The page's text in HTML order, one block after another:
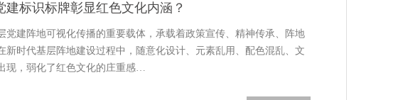
建标识标牌彰显红色文化内涵？
党建阵地可视化传播的重要载体，承载着政策宣传、精神传承、阵地
新时代基层阵地建设过程中，随意化设计、元素乱用、配色混乱、文
现，弱化了红色文化的庄重感…